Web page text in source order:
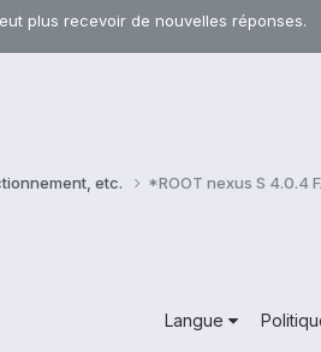
plus recevoir de nouvelles réponses.
etc. *ROOT nexus S 4.0.4
Langue